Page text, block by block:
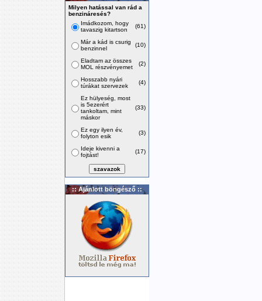
Milyen hatással van rád a
benzináresés?
Imádkozom, hogy
tavaszig kitartson
(61)
Már a kád is csurig
benzinnel
(10)
Eladtam az összes
MOL részvényemet
(2)
Hosszabb nyári
túrákat szervezek
(4)
Ez hülyeség, most
is 5ezerért
tankoltam, mint
máskor
(33)
Ez egy ilyen év,
folyton esik
(3)
Ideje kivenni a
fojtást!
(17)
:: Ajánlott böngésző ::